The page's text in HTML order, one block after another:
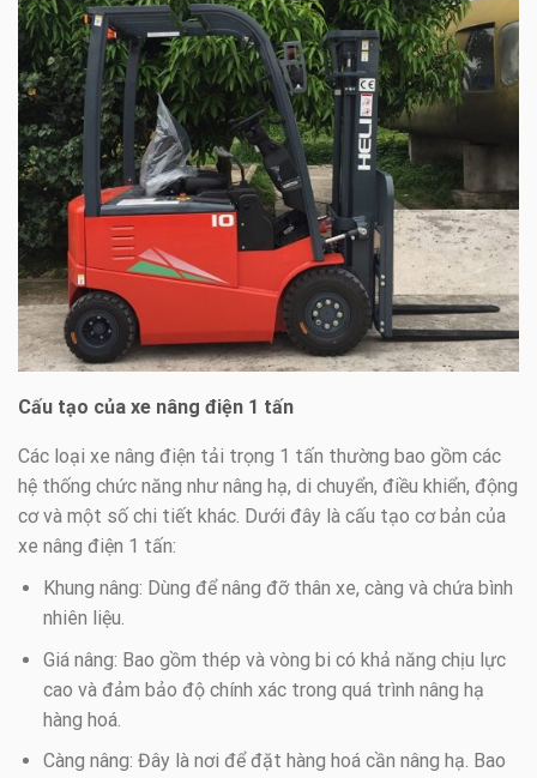
Cấu tạo của xe nâng điện 1 tấn
Các loại xe nâng điện tải trọng 1 tấn thường bao gồm các
hệ thống chức năng như nâng hạ, di chuyển, điều khiển, động
cơ và một số chi tiết khác. Dưới đây là cấu tạo cơ bản của
xe nâng điện 1 tấn:
Khung nâng: Dùng để nâng đỡ thân xe, càng và chứa bình
nhiên liệu.
Giá nâng: Bao gồm thép và vòng bi có khả năng chịu lực
cao và đảm bảo độ chính xác trong quá trình nâng hạ
hàng hoá.
Càng nâng: Đây là nơi để đặt hàng hoá cần nâng hạ. Bao